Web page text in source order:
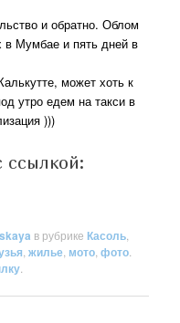
и обратно. Облом
в Мумбае и пять дней в
может хоть к
утро едем на такси в
)))
ссылкой:
в рубрикеКасоль
,жилье мото ,фото